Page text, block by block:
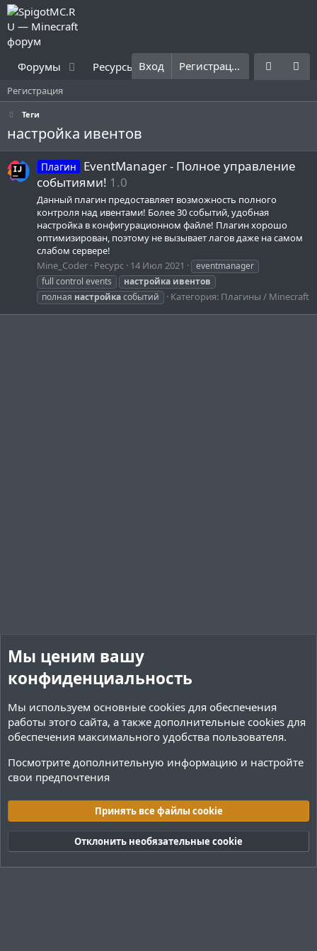
Форумы Ресурсы Что нового? Правила
Вход Регистрация
Регистрация
Теги
настройка ивентов
Плагин
EventManager - Полное управление
событиями! 1.0
Данный плагин предоставляет возможность полного
контроля над ивентами! Более 30 событий, удобная
настройка в конфигурационном файле! Плагин хорошо
оптимизирован, поэтому не вызывает лагов даже на самом
слабом сервере!
Mine_Coder Ресурс 14 Июл 2021
eventmanager
full control events
настройка ивентов
полная настройкасобытий Категория: Плагины / Minecraft
Cookies Тёмная (2020)
Русский (RU)
Обратная связь
Условия и правила
Политика конфиденциальности
Помощь
R
Мы ценим вашу
конфиденциальность
Мы используем основные cookies для обеспечения
работы этого сайта, а также дополнительные cookies для
обеспечения максимального удобства пользователя.
Посмотрите дополнительную информацию и настройте
свои предпочтения
Принять все файлы cookie
Отклонить необязательные cookie